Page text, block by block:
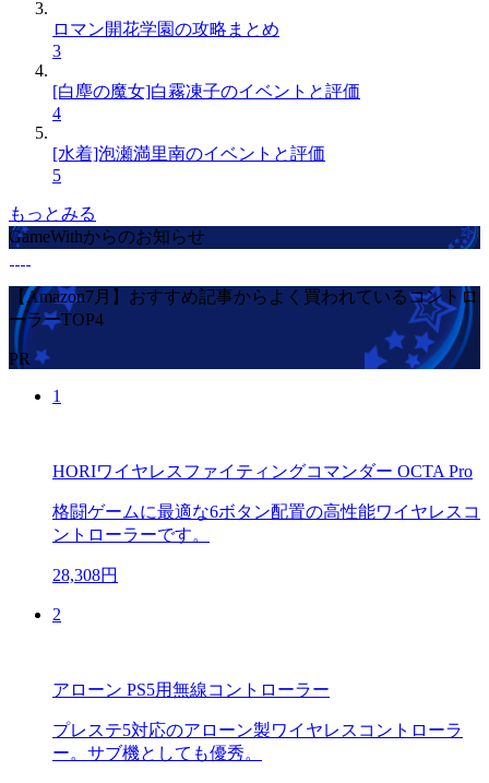
ロマン開花学園の攻略まとめ
3
[白塵の魔女]白霧凍子のイベントと評価
4
[水着]泡瀬満里南のイベントと評価
5
もっとみる
GameWithからのお知らせ
【Amazon7月】おすすめ記事からよく買われているコントロ
ーラーTOP4
PR
1
HORIワイヤレスファイティングコマンダー OCTA Pro
格闘ゲームに最適な6ボタン配置の高性能ワイヤレスコ
ントローラーです。
28,308円
2
アローン PS5用無線コントローラー
プレステ5対応のアローン製ワイヤレスコントローラ
ー。サブ機としても優秀。